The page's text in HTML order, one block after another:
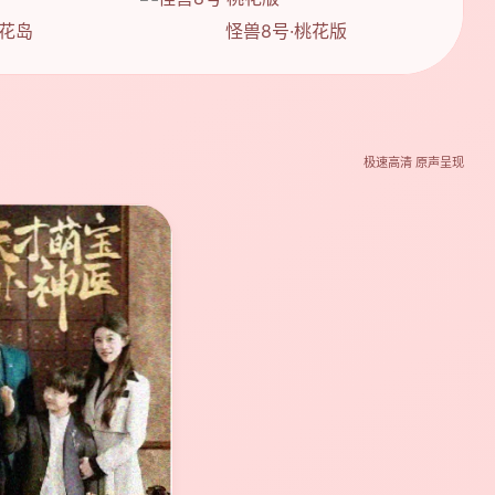
岛 怪兽8号·桃花版
极速高清 原声呈现